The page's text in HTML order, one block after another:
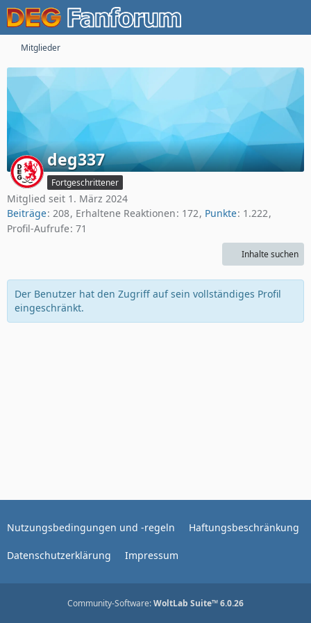
Mitglieder
deg337
Fortgeschrittener
Mitglied seit 1. März 2024
Beiträge 208 Erhaltene Reaktionen 172 Punkte 1.222
Profil-Aufrufe 71
Inhalte suchen
Der Benutzer hat den Zugriff auf sein vollständiges Profil
eingeschränkt.
Nutzungsbedingungen und -regeln Haftungsbeschränkung
Datenschutzerklärung Impressum
Community-Software:WoltLab Suite™ 6.0.26